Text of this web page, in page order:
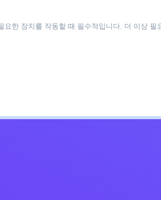
한 장치를 작동할 때 필수적입니다. 더 이상